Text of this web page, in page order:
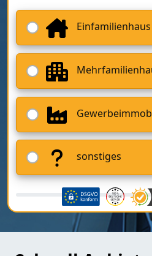
sonstiges